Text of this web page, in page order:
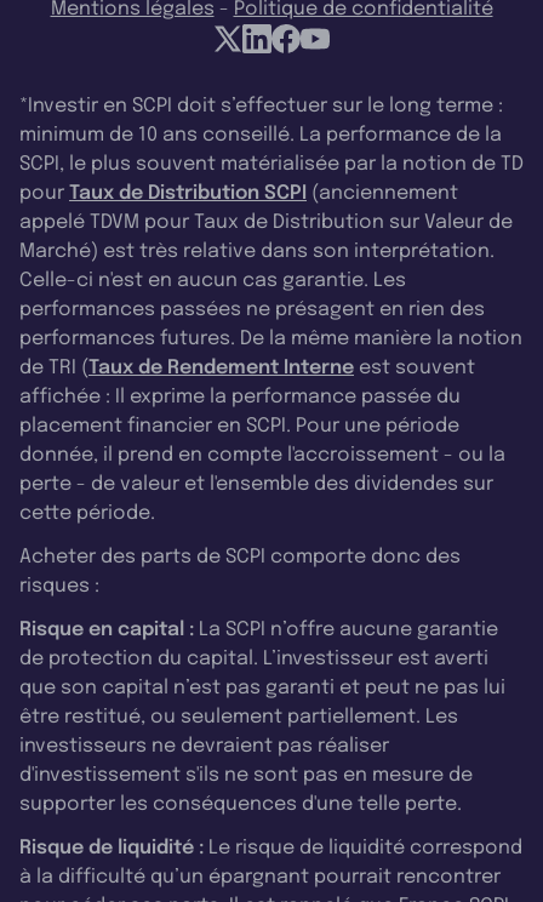
Mentions légales - Politique de confidentialité
*Investir en SCPI doit s’effectuer sur le long terme :
minimum de 10 ans conseillé. La performance de la
SCPI, le plus souvent matérialisée par la notion de TD
pour Taux de Distribution SCPI (anciennement
appelé TDVM pour Taux de Distribution sur Valeur de
Marché) est très relative dans son interprétation.
Celle-ci n'est en aucun cas garantie. Les
performances passées ne présagent en rien des
performances futures. De la même manière la notion
de TRI (Taux de Rendement Interne est souvent
affichée : Il exprime la performance passée du
placement financier en SCPI. Pour une période
donnée, il prend en compte l'accroissement - ou la
perte - de valeur et l'ensemble des dividendes sur
cette période.
Acheter des parts de SCPI comporte donc des
risques :
Risque en capital : La SCPI n’offre aucune garantie
de protection du capital. L’investisseur est averti
que son capital n’est pas garanti et peut ne pas lui
être restitué, ou seulement partiellement. Les
investisseurs ne devraient pas réaliser
d'investissement s'ils ne sont pas en mesure de
supporter les conséquences d'une telle perte.
Risque de liquidité : Le risque de liquidité correspond
à la difficulté qu’un épargnant pourrait rencontrer